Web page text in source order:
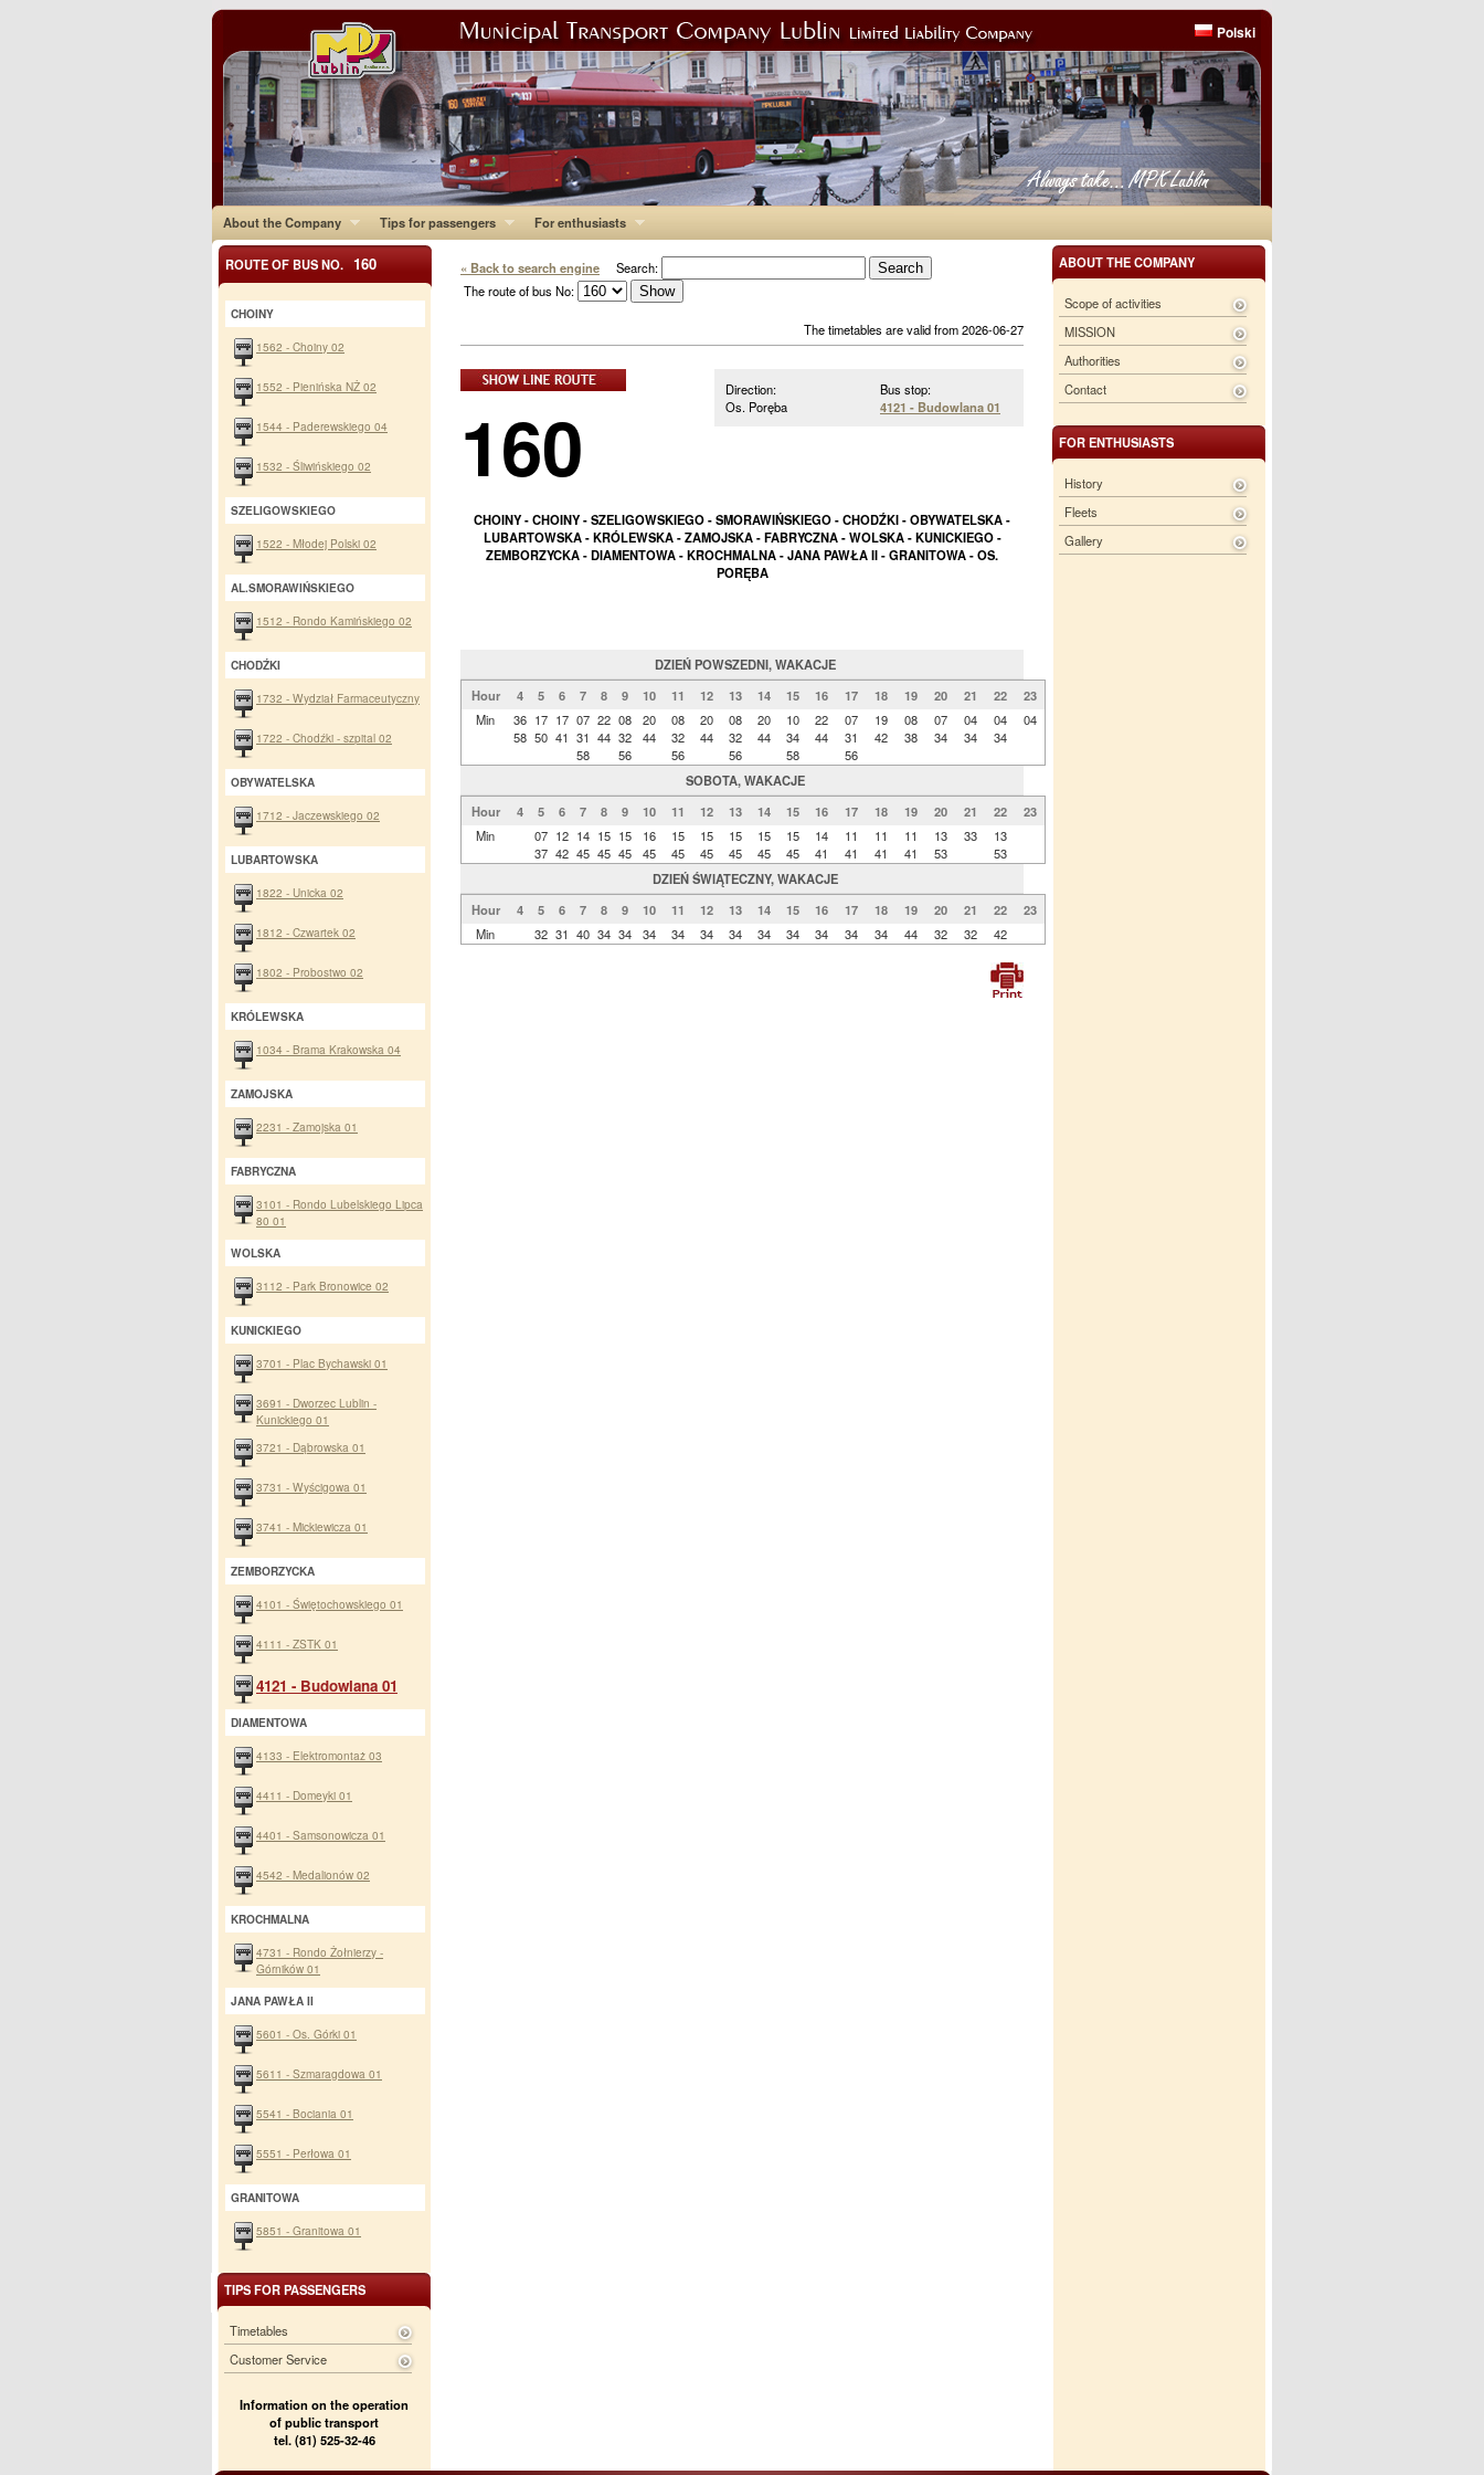
Polski
About the Company Tips for passengers For enthusiasts
ABOUT THE COMPANY
Scope of activities
MISSION
Authorities
Contact
FOR ENTHUSIASTS
History
Fleets
Gallery
« Back to search engine Search:
The route of bus No:
The timetables are valid from 2026-06-27
Bus stop:
4121 - Budowlana 01
Direction:
Os. Poręba
160
CHOINY - CHOINY - SZELIGOWSKIEGO - SMORAWIŃSKIEGO - CHODŹKI - OBYWATELSKA -
LUBARTOWSKA - KRÓLEWSKA - ZAMOJSKA - FABRYCZNA - WOLSKA - KUNICKIEGO -
ZEMBORZYCKA - DIAMENTOWA - KROCHMALNA - JANA PAWŁA II - GRANITOWA - OS.
PORĘBA
DZIEŃ POWSZEDNI, WAKACJE
Hour
4 5 6 7 8 9 10 11 12 13 14 15 16 17 18 19 20 21 22
23
Min
36
58
17
50
17
41
07
31
58
22
44
08
32
56
20
44
08
32
56
20
44
08
32
56
20
44
10
34
58
22
44
07
31
56
19
42
08
38
07
34
04
34
04
34
04
SOBOTA, WAKACJE
Hour
4 5 6 7 8 9 10 11 12 13 14 15 16 17 18 19 20 21 22
23
Min
07
37
12
42
14
45
15
45
15
45
16
45
15
45
15
45
15
45
15
45
15
45
14
41
11
41
11
41
11
41
13
53
33
13
53
DZIEŃ ŚWIĄTECZNY, WAKACJE
Hour
4 5 6 7 8 9 10 11 12 13 14 15 16 17 18 19 20 21 22
23
Min
32 31 40 34 34 34 34 34 34 34 34 34 34 34 44 32 32 42
ROUTE OF BUS NO. 160
CHOINY
1562 - Choiny 02
1552 - Pienińska NŻ 02
1544 - Paderewskiego 04
1532 - Śliwińskiego 02
SZELIGOWSKIEGO
1522 - Młodej Polski 02
AL.SMORAWIŃSKIEGO
1512 - Rondo Kamińskiego 02
CHODŹKI
1732 - Wydział Farmaceutyczny
1722 - Chodźki - szpital 02
OBYWATELSKA
1712 - Jaczewskiego 02
LUBARTOWSKA
1822 - Unicka 02
1812 - Czwartek 02
1802 - Probostwo 02
KRÓLEWSKA
1034 - Brama Krakowska 04
ZAMOJSKA
2231 - Zamojska 01
FABRYCZNA
3101 - Rondo Lubelskiego Lipca
80 01
WOLSKA
3112 - Park Bronowice 02
KUNICKIEGO
3701 - Plac Bychawski 01
3691 - Dworzec Lublin -
Kunickiego 01
3721 - Dąbrowska 01
3731 - Wyścigowa 01
3741 - Mickiewicza 01
ZEMBORZYCKA
4101 - Świętochowskiego 01
4111 - ZSTK 01
4121 - Budowlana 01
DIAMENTOWA
4133 - Elektromontaż 03
4411 - Domeyki 01
4401 - Samsonowicza 01
4542 - Medalionów 02
KROCHMALNA
4731 - Rondo Żołnierzy -
Górników 01
JANA PAWŁA II
5601 - Os. Górki 01
5611 - Szmaragdowa 01
5541 - Bociania 01
5551 - Perłowa 01
GRANITOWA
5851 - Granitowa 01
TIPS FOR PASSENGERS
Timetables
Customer Service
Information on the operation
of public transport
tel. (81) 525-32-46